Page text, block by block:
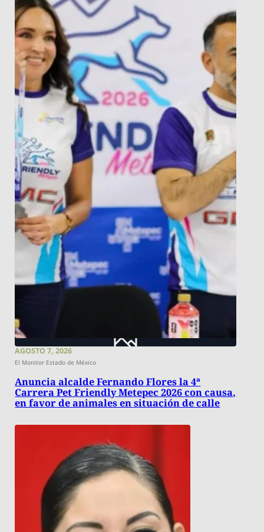
AGOSTO 7, 2026
El Monitor Estado de México
Anuncia alcalde Fernando Flores la 4ª
Carrera Pet Friendly Metepec 2026 con causa,
en favor de animales en situación de calle